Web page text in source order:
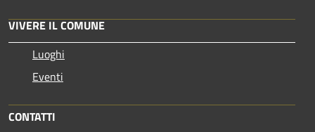
VIVERE IL COMUNE
Luoghi
Eventi
CONTATTI